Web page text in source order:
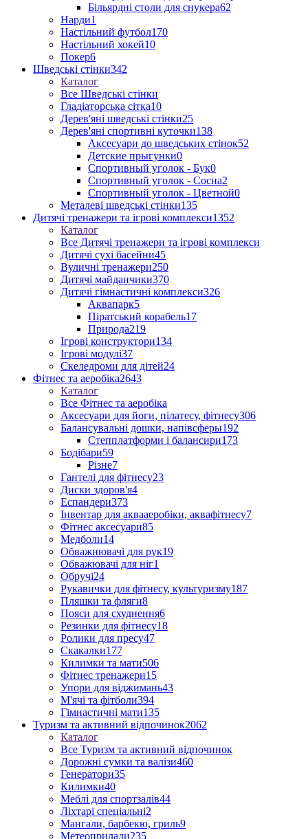
Більярдні столи для снукера62
Нарди1
Настільний футбол170
Настільний хокей10
Покер6
Шведські стінки342
Каталог
Все Шведські стінки
Гладіаторська сітка10
Дерев'яні шведські стінки25
Дерев'яні спортивні куточки138
Аксесуари до шведських стінок52
Детские прыгунки0
Спортивный уголок - Бук0
Спортивный уголок - Сосна2
Спортивный уголок - Цветной0
Металеві шведські стінки135
Дитячі тренажери та ігрові комплекси1352
Каталог
Все Дитячі тренажери та ігрові комплекси
Дитячі сухі басейни45
Вуличні тренажери250
Дитячі майданчики370
Дитячі гімнастичні комплекси326
Аквапарк5
Піратський корабель17
Природа219
Ігрові конструктори134
Ігрові модулі37
Скеледроми для дітей24
Фітнес та аеробіка2643
Каталог
Все Фітнес та аеробіка
Аксесуари для йоги, пілатесу, фітнесу306
Балансувальні дошки, напівсферы192
Степплатформи і балансири173
Бодібари59
Різне7
Гантелі для фітнесу23
Диски здоров'я4
Еспандери373
Інвентар для аквааеробіки, аквафітнесу7
Фітнес аксесуари85
Медболи14
Обважнювачі для рук19
Обважювачі для ніг1
Обручі24
Рукавички для фітнесу, культуризму187
Пляшки та фляги8
Пояси для схуднення6
Резинки для фітнесу18
Ролики для пресу47
Скакалки177
Килимки та мати506
Фітнес тренажери15
Упори для віджимань43
М'ячі та фітболи394
Гімнастичні мати135
Туризм та активний відпочинок2062
Каталог
Все Туризм та активний відпочинок
Дорожні сумки та валізи460
Генератори35
Килимки40
Меблі для спортзалів44
Ліхтарі спеціальні2
Мангали, барбекю, гриль9
Метеоприлади235